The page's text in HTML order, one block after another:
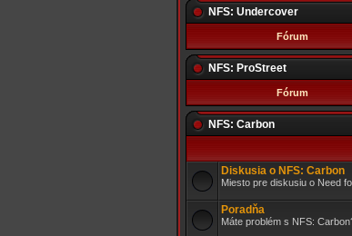
NFS: Undercover
Fórum
NFS: ProStreet
Fórum
NFS: Carbon
Diskusia o NFS: Carbon
Miesto pre diskusiu o Need
Poradňa
Máte problém s NFS: